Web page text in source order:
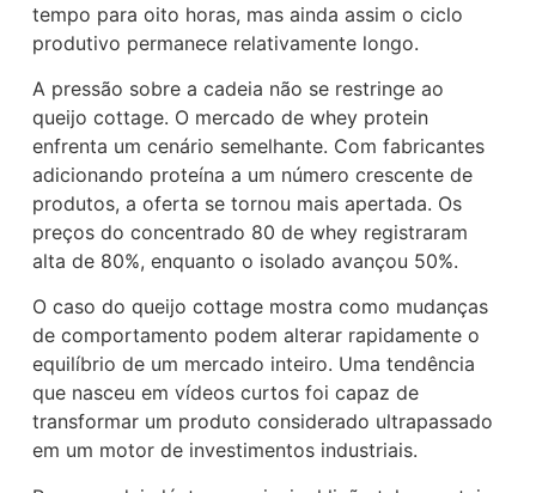
tempo para oito horas, mas ainda assim o ciclo
produtivo permanece relativamente longo.
A pressão sobre a cadeia não se restringe ao
queijo cottage. O mercado de whey protein
enfrenta um cenário semelhante. Com fabricantes
adicionando proteína a um número crescente de
produtos, a oferta se tornou mais apertada. Os
preços do concentrado 80 de whey registraram
alta de 80%, enquanto o isolado avançou 50%.
O caso do queijo cottage mostra como mudanças
de comportamento podem alterar rapidamente o
equilíbrio de um mercado inteiro. Uma tendência
que nasceu em vídeos curtos foi capaz de
transformar um produto considerado ultrapassado
em um motor de investimentos industriais.